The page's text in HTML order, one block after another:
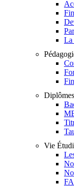
La
Diplômes
Vie